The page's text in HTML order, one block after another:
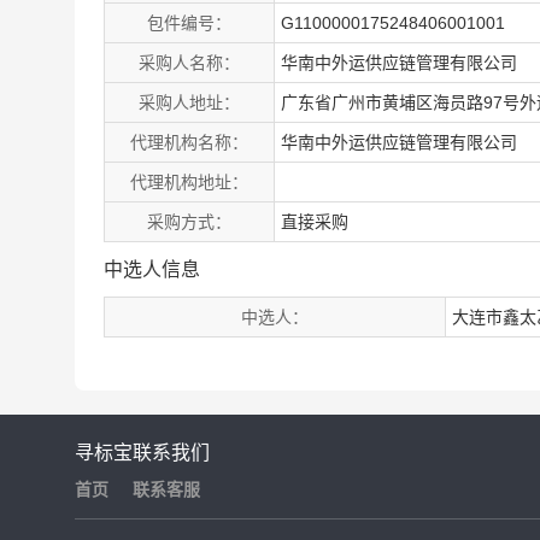
包件编号： G1100000175248406001001
采购人名称： 华南中外运供应链管理有限公司
采购人地址： 广东省广州市黄埔区海员路97号
代理机构名称： 华南中外运供应链管理有限公司
代理机构地址：
采购方式： 直接采购
中选人信息
中选人： 大连市鑫
寻标宝
首页
联系我们
联系客服